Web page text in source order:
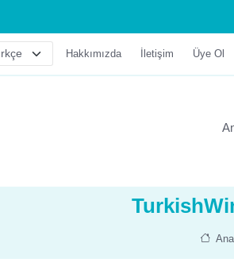
Hakkımızda İletişim Üye Ol